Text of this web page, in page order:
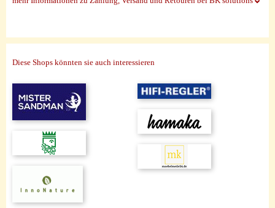
Diese Shops könnten sie auch interessieren